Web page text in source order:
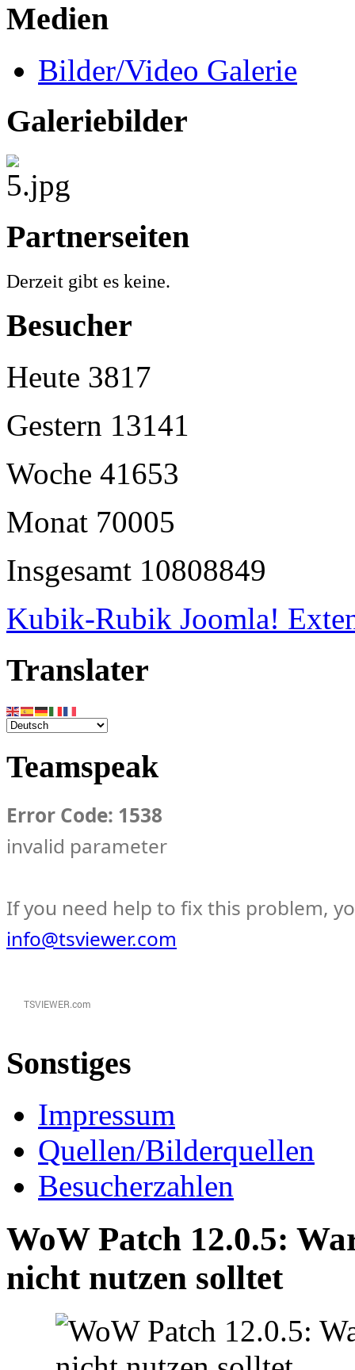
Medien
Bilder/Video Galerie
Galeriebilder
Partnerseiten
Derzeit gibt es keine.
Besucher
Heute 3817
Gestern 13141
Woche 41653
Monat 70005
Insgesamt 10808849
Kubik-Rubik Joomla!
Translater
Teamspeak
Error Code: 1538
invalid parameter
If you need help to fix this problem,
info@tsviewer.com
Sonstiges
Impressum
Quellen/Bilderquellen
Besucherzahlen
WoW Patch 12.0.5:
nicht nutzen solltet